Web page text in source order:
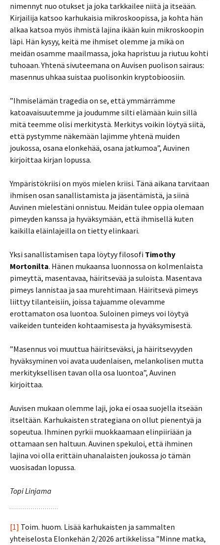
nimennyt nuo otukset ja joka tarkkailee niitä ja itseään.
Kirjailija katsoo karhukaisia mikroskoopissa, ja kohta hän
alkaa katsoa myös ihmistä lajina ikään kuin mikroskoopin
läpi. Hän kysyy, keitä me ihmiset olemme ja mikä on
meidän osamme maailmassa, joka hapristuu ja riutuu kohti
tuhoaan. Yhtenä sivuteemana on Auvisen puolison sairaus:
masennus uhkaa suistaa puolisonkin kryptobioosiin.
”Ihmiselämän tragedia on se, että ymmärrämme
katoavaisuutemme ja joudumme silti elämään kuin sillä
mitä teemme olisi merkitystä. Merkitys voikin löytyä siitä,
että pystymme näkemään lajimme yhtenä muiden
joukossa, osana elonkehää, osana jatkumoa”, Auvinen
kirjoittaa kirjan lopussa.
Ympäristökriisi on myös mielen kriisi. Tänä aikana tarvitaan
ihmisen osan sanallistamista ja jäsentämistä, ja siinä
Auvinen mielestäni onnistuu. Meidän tulee oppia olemaan
pimeyden kanssa ja hyväksymään, että ihmisellä kuten
kaikilla eläinlajeilla on tietty elinkaari.
Yksi sanallistamisen tapa löytyy filosofi Timothy
Mortonilta. Hänen mukaansa luonnossa on kolmenlaista
pimeyttä, masentavaa, häiritsevää ja suloista. Masentava
pimeys lannistaa ja saa murehtimaan. Häiritsevä pimeys
liittyy tilanteisiin, joissa tajuamme olevamme
erottamaton osa luontoa. Suloinen pimeys voi löytyä
vaikeiden tunteiden kohtaamisesta ja hyväksymisestä.
”Masennus voi muuttua häiritseväksi, ja häiritsevyyden
hyväksyminen voi avata uudenlaisen, melankolisen mutta
merkityksellisen tavan olla osa luontoa”, Auvinen
kirjoittaa.
Auvisen mukaan olemme laji, joka ei osaa suojella itseään
itseltään. Karhukaisten strategiana on ollut pienentyä ja
sopeutua. Ihminen pyrkii muokkaamaan elinpiiriään ja
ottamaan sen haltuun. Auvinen spekuloi, että ihminen
lajina voi olla erittäin uhanalaisten joukossa jo tämän
vuosisadan lopussa.
Topi Linjama
[1] Toim. huom. Lisää karhukaisten ja sammalten
yhteiselosta Elonkehän 2/2026 artikkelissa ”Minne matka,